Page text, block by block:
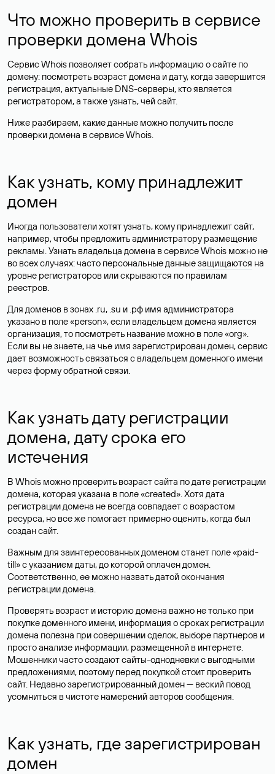
Что можно проверить в сервисе
проверки домена Whois
Сервис Whois позволяет собрать информацию о сайте по
домену: посмотреть возраст домена и дату, когда завершится
регистрация, актуальные DNS-серверы, кто является
регистратором, а также узнать, чей сайт.
Ниже разбираем, какие данные можно получить после
проверки домена в сервисе Whois.
Как узнать, кому принадлежит
домен
Иногда пользователи хотят узнать, кому принадлежит сайт,
например, чтобы предложить администратору размещение
рекламы. Узнать владельца домена в сервисе Whois можно не
во всех случаях: часто персональные данныезащищаются на
уровне регистраторов или скрываются по правилам
реестров.
Для доменов в зонах .ru, .su и .рф имя администратора
указано в поле «person», если владельцем домена является
организация, то посмотреть название можно в поле «org».
Если вы не знаете, на чье имя зарегистрирован домен, сервис
дает возможность связаться с владельцем доменного имени
через форму обратной связи.
Как узнать дату регистрации
домена, дату срока его
истечения
В Whois можно проверить возраст сайта по дате регистрации
домена, которая указана в поле «created». Хотя дата
регистрации домена не всегда совпадает с возрастом
ресурса, но все же помогает примерно оценить, когда был
создан сайт.
Важным для заинтересованных доменом станет поле «paid-
till» с указанием даты, до которой оплачен домен.
Соответственно, ее можно назвать датой окончания
регистрации домена.
Проверять возраст и историю домена важно не только при
покупке доменного имени, информация о сроках регистрации
домена полезна при совершении сделок, выборе партнеров и
просто анализе информации, размещенной в интернете.
Мошенники часто создают сайты-однодневки с выгодными
предложениями, поэтому перед покупкой стоит проверить
сайт. Недавно зарегистрированный домен — веский повод
усомниться в чистоте намерений авторов сообщения.
Как узнать, где зарегистрирован
домен